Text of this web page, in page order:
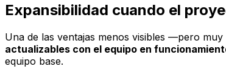
Expansibilidad cuando el
Una de las ventajas menos visibles —pero
actualizables con el equipo en
equipo base.